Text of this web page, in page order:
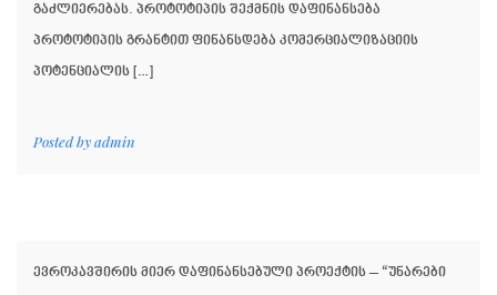
გაძლიერებას. პროტოტიპის შექმნის დაფინანსება
პროტოტიპის გრანტით ფინანსდება კომერციალიზაციის
პოტენციალის […]
Posted byadmin
ევროკავშირის მიერ დაფინანსებული პროექტის – “უნარები